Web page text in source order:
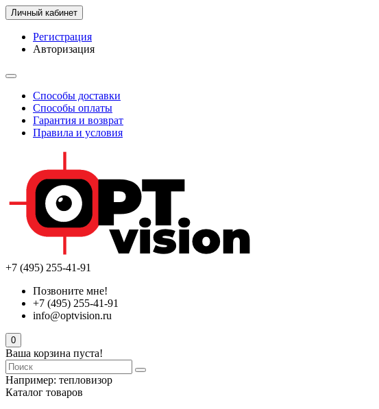
Личный кабинет
Регистрация
Авторизация
Способы доставки
Способы оплаты
Гарантия и возврат
Правила и условия
+7 (495) 255-41-91
Позвоните мне!
+7 (495) 255-41-91
info@optvision.ru
0
Ваша корзина пуста!
Например: тепловизор
Каталог товаров